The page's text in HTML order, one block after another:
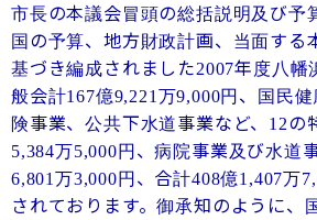
市長の本議会冒頭の総括説明及び予
国の予算、地方財政計画、当面する
基づき編成されました2007年度八幡
般会計167億9,221 万9,000円、国民
険事業、公共下水道事業など、
12の
5,384万5,000円、病院事業及び水道
6,801 万3,000円、合計408億1,407万
されております。御承知のように、